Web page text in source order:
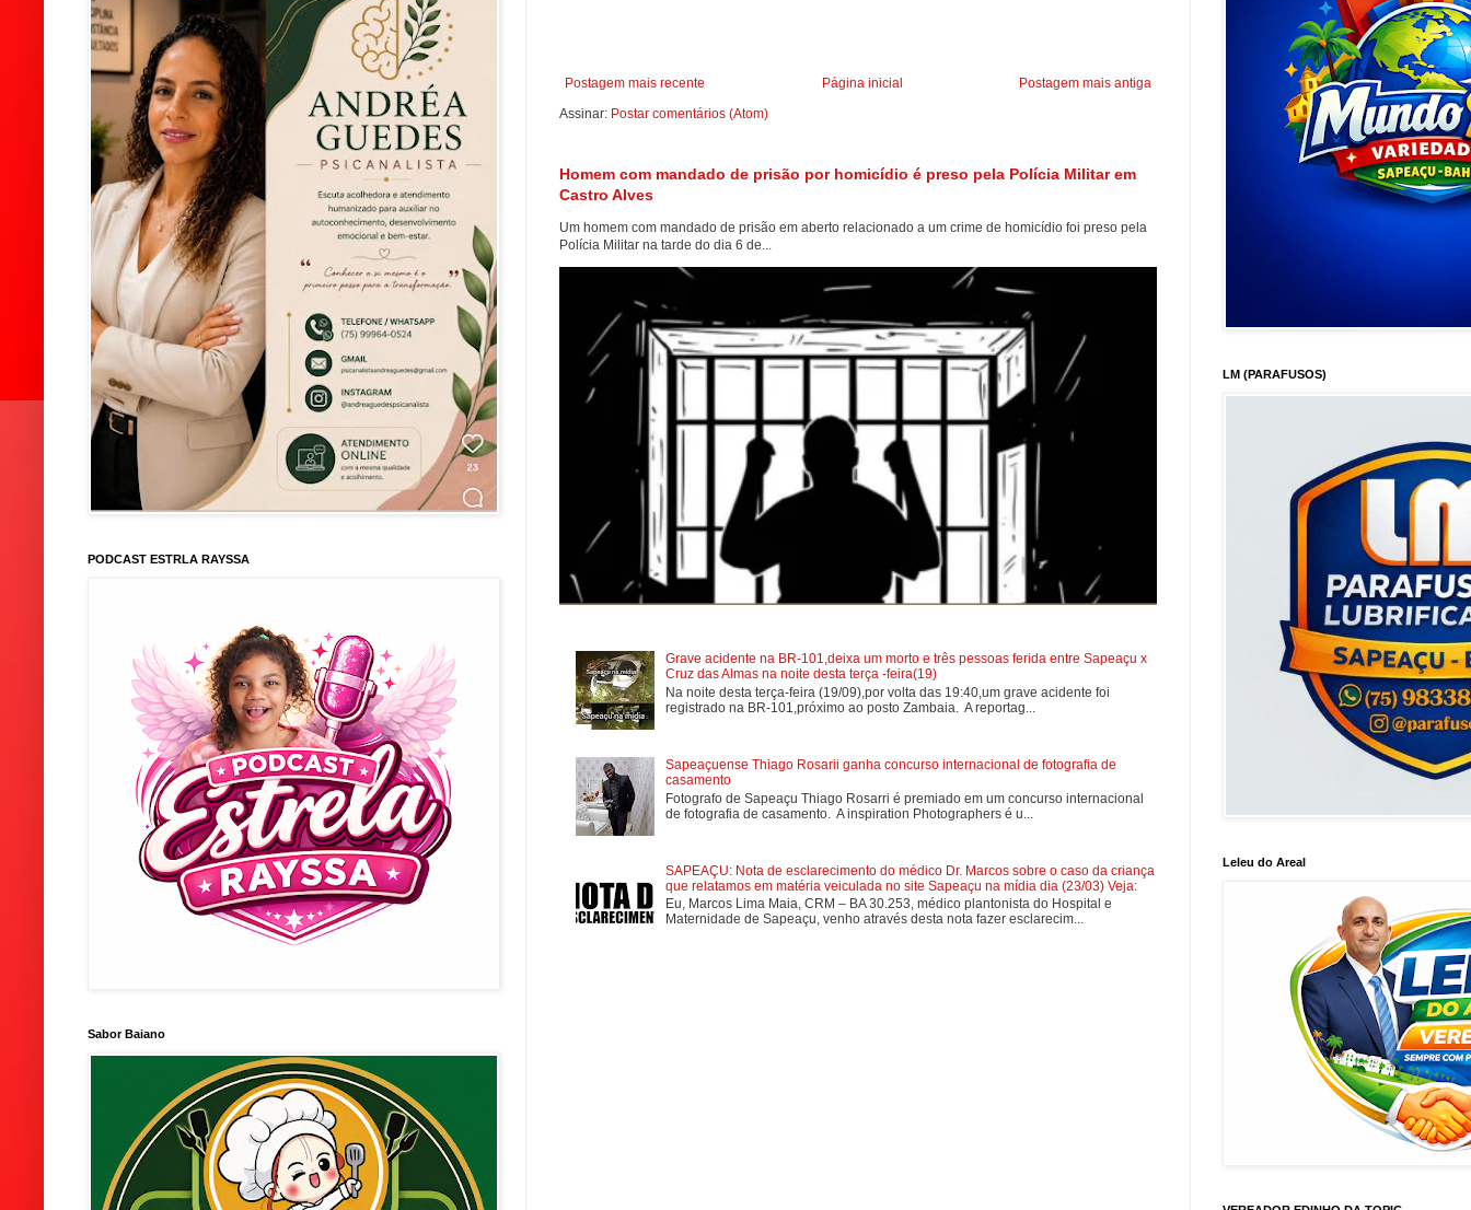
Postagem mais recente Postagem mais antiga
Página inicial
Assinar: Postar comentários (Atom)
Homem com mandado de prisão por homicídio é preso pela Polícia Militar em
Castro Alves
Um homem com mandado de prisão em aberto relacionado a um crime de homicídio foi preso pela
Polícia Militar na tarde do dia 6 de...
Grave acidente na BR-101,deixa um morto e três pessoas ferida entre Sapeaçu x
Cruz das Almas na noite desta terça -feira(19)
Na noite desta terça-feira (19/09),por volta das 19:40,um grave acidente foi
registrado na BR-101,próximo ao posto Zambaia. A reportag...
Sapeaçuense Thiago Rosarii ganha concurso internacional de fotografia de
casamento
Fotografo de Sapeaçu Thiago Rosarri é premiado em um concurso internacional
de fotografia de casamento. A inspiration Photographers é u...
SAPEAÇU: Nota de esclarecimento do médico Dr. Marcos sobre o caso da criança
que relatamos em matéria veiculada no site Sapeaçu na mídia dia (23/03) Veja:
Eu, Marcos Lima Maia, CRM – BA 30.253, médico plantonista do Hospital e
Maternidade de Sapeaçu, venho através desta nota fazer esclarecim...
PODCAST ESTRLA RAYSSA
Sabor Baiano
LM (PARAFUSOS)
Leleu do Areal